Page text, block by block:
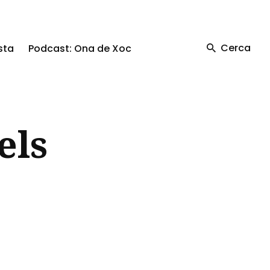
Podcast: Ona de Xoc Cerca